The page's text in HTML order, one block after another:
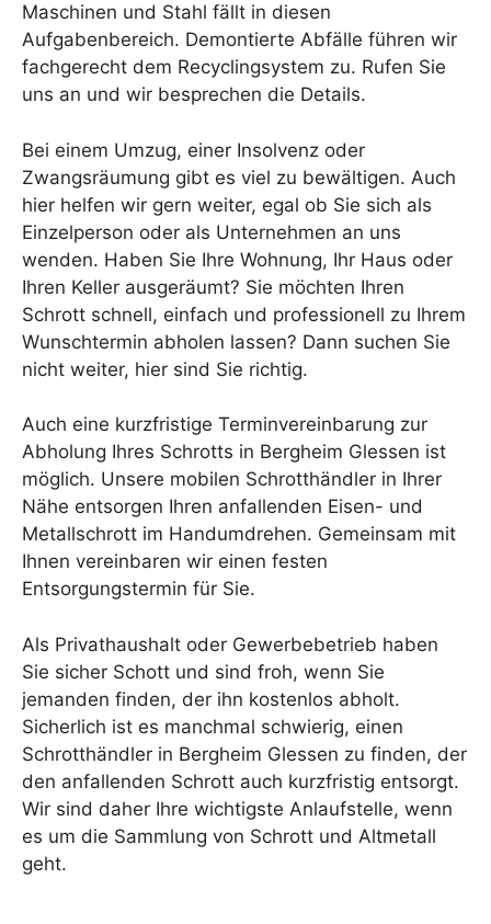
Maschinen und Stahl fällt in diesen
Aufgabenbereich. Demontierte Abfälle führen wir
fachgerecht dem Recyclingsystem zu. Rufen Sie
uns an und wir besprechen die Details.
Bei einem Umzug, einer Insolvenz oder
Zwangsräumung gibt es viel zu bewältigen. Auch
hier helfen wir gern weiter, egal ob Sie sich als
Einzelperson oder als Unternehmen an uns
wenden. Haben Sie Ihre Wohnung, Ihr Haus oder
Ihren Keller ausgeräumt? Sie möchten Ihren
Schrott schnell, einfach und professionell zu Ihrem
Wunschtermin abholen lassen? Dann suchen Sie
nicht weiter, hier sind Sie richtig.
Auch eine kurzfristige Terminvereinbarung zur
Abholung Ihres Schrotts in Bergheim Glessen ist
möglich. Unsere mobilen Schrotthändler in Ihrer
Nähe entsorgen Ihren anfallenden Eisen- und
Metallschrott im Handumdrehen. Gemeinsam mit
Ihnen vereinbaren wir einen festen
Entsorgungstermin für Sie.
Als Privathaushalt oder Gewerbebetrieb haben
Sie sicher Schott und sind froh, wenn Sie
jemanden finden, der ihn kostenlos abholt.
Sicherlich ist es manchmal schwierig, einen
Schrotthändler in Bergheim Glessen zu finden, der
den anfallenden Schrott auch kurzfristig entsorgt.
Wir sind daher Ihre wichtigste Anlaufstelle, wenn
es um die Sammlung von Schrott und Altmetall
geht.